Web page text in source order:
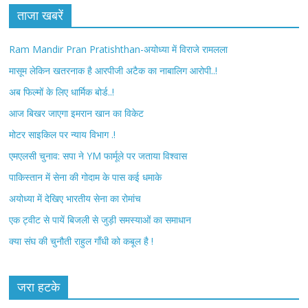
c
b
o
o
t
e
r
ताजा खबरें
Ram Mandir Pran Pratishthan-अयोध्या में विराजे रामलला
मासूम लेकिन खतरनाक है आरपीजी अटैक का नाबालिग आरोपी..!
अब फिल्मों के लिए धार्मिक बोर्ड..!
आज बिखर जाएगा इमरान खान का विकेट
मोटर साइकिल पर न्याय विभाग .!
एमएलसी चुनाव: सपा ने YM फार्मूले पर जताया विश्वास
पाकिस्तान में सेना की गोदाम के पास कई धमाके
अयोध्या में देखिए भारतीय सेना का रोमांच
एक ट्वीट से पायें बिजली से जुड़ी समस्याओं का समाधान
क्या संघ की चुनौती राहुल गाँधी को कबूल है !
जरा हटके